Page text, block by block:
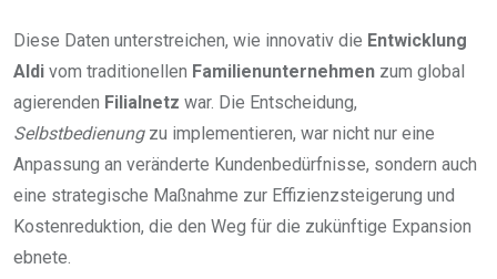
Diese Daten unterstreichen, wie innovativ die Entwicklung
Aldi vom traditionellen Familienunternehmen zum global
agierenden Filialnetz war. Die Entscheidung,
Selbstbedienungzu implementieren, war nicht nur eine
Anpassung an veränderte Kundenbedürfnisse, sondern auch
eine strategische Maßnahme zur Effizienzsteigerung und
Kostenreduktion, die den Weg für die zukünftige Expansion
ebnete.